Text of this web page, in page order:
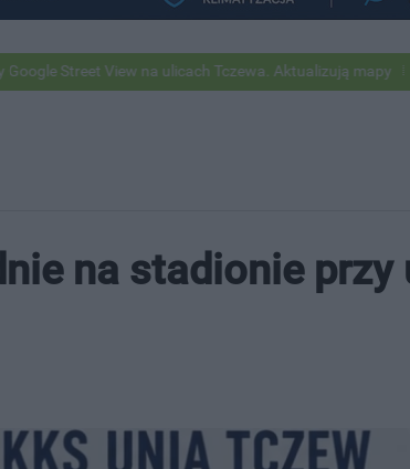
View na ulicach Tczewa. Aktualizują mapy Pod
na stadionie przy